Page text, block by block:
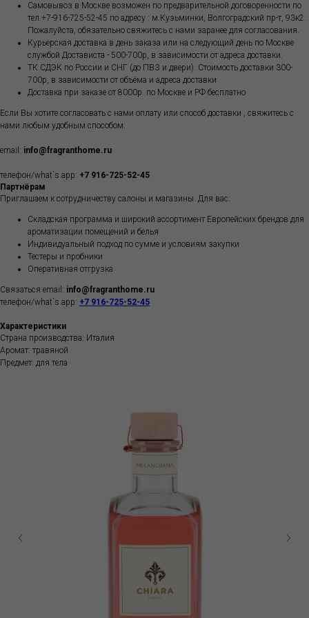
Самовывоз в Москве возможен по предварительной договоренности по
тел.+7-916-725-52-45 по адресу : м.Кузьминки, Волгоградский пр-т, 93к2.
Пожалуйста, обязательно свяжитесь с нами заранее для согласования.
Курьерская доставка в день заказа или на следующий день по Москве
службой Достависта - 500-700р, в зависимости от адреса доставки.
ТК СДЭК по России и СНГ (до ПВЗ и двери). Стоимость доставки 300-
700р, в зависимости от объёма и адреса доставки
Доставка при заказе от 8000р. по Москве и РФ бесплатно
Если Вы хотите согласовать с нами оплату или способ доставки , свяжитесь с
нами любым удобным способом:
email: info@fragranthome.ru
телефон/what`s app: +7 916-725-52-45
Партнёрам
Приглашаем к сотрудничеству салоны и магазины. Для вас:
Складская программа и широкий ассортимент Европейских брендов для
ароматизации помещений и белья
Индивидуальный подход по сумме и условиям закупки
Тестеры и пробники
Оперативная отгрузка
Связаться email: info@fragranthome.ru
телефон/what`s app: +7 916-725-52-45
Характеристики
Страна производства: Италия
Аромат: травяной
Предмет: для тела